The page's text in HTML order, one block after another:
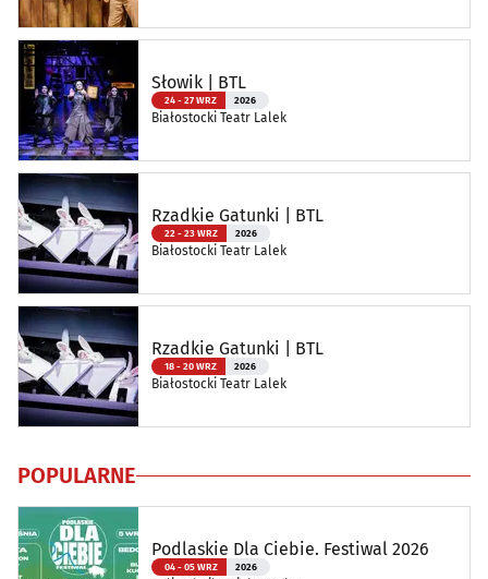
Słowik | BTL
24 - 27 WRZ 2026
Białostocki Teatr Lalek
Rzadkie Gatunki | BTL
22 - 23 WRZ 2026
Białostocki Teatr Lalek
Rzadkie Gatunki | BTL
18 - 20 WRZ 2026
Białostocki Teatr Lalek
POPULARNE
Podlaskie Dla Ciebie. Festiwal 2026
04 - 05 WRZ 2026